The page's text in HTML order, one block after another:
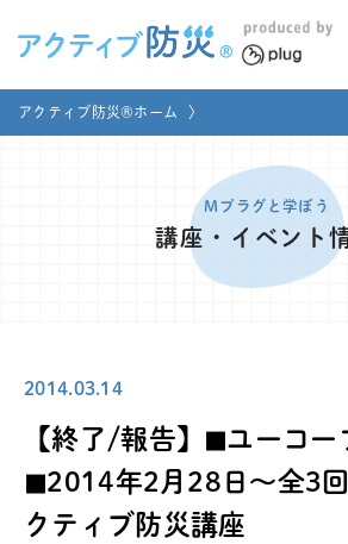
アクティブ防災とは?
家庭でやってみよう
メディア掲載
お問い合わせ
アクティブ防災®ホーム 〉
Mプラグと学ぼう
講座・イベント
2014.03.14
【終了/報告】◼︎ユーコー
◼︎2014年2月28日〜全3
クティブ防災講座